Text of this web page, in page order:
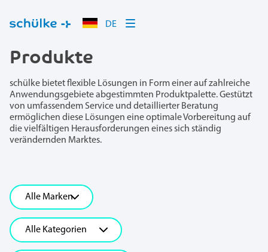
DE
Produkte
schülke bietet flexible Lösungen in Form einer auf zahlreiche
Anwendungsgebiete abgestimmten Produktpalette. Gestützt
von umfassendem Service und detaillierter Beratung
ermöglichen diese Lösungen eine optimale Vorbereitung auf
die vielfältigen Herausforderungen eines sich ständig
verändernden Marktes.